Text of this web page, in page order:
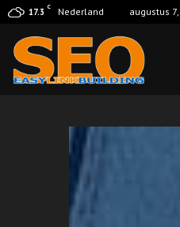
17.3 C Nederland augustus